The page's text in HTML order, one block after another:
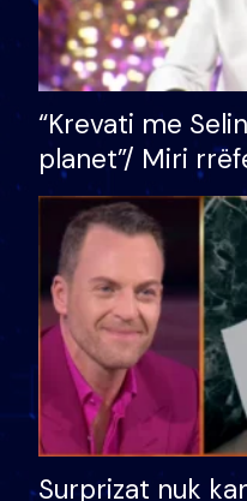
“Krevati me
planet”/ Miri
bukura në
mungojë zilja e
Surprizat nuk